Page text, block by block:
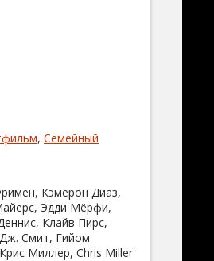
, Семейный
Кэмерон Диаз,
Эдди Мёрфи,
Клайв Пирс,
Смит, Гийом
Миллер, Chris Miller